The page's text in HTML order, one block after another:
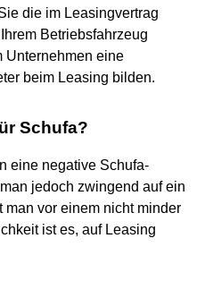
die im Leasingvertrag
Betriebsfahrzeug
Unternehmen eine
beim Leasing bilden.
Schufa?
eine negative Schufa-
jedoch zwingend auf ein
man vor einem nicht minder
ist es, auf Leasing